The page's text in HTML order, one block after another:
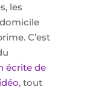
les
C’est
écrite de
, tout